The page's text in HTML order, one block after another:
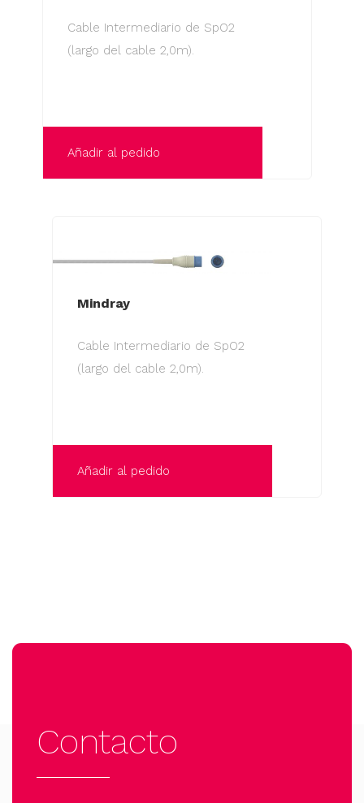
Cable Intermediario de SpO2
(largo del cable 2,0m).
Añadir al pedido
Mindray
Cable Intermediario de SpO2
(largo del cable 2,0m).
Añadir al pedido
Contacto